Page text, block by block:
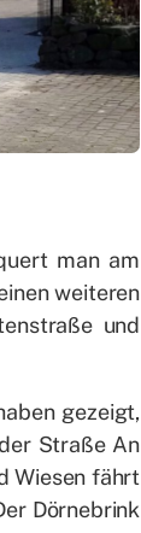
man am
wei­te­ren
und
ge­zeigt,
Stra­ße An
Wie­sen fährt
Dör­ne­brink